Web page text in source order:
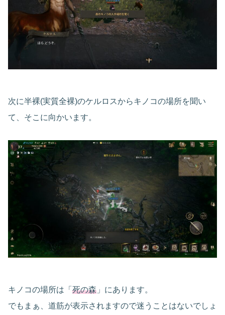
次に半裸(実質全裸)のケルロスからキノコの場所を聞い
て、そこに向かいます。
キノコの場所は「 死の森 」にあります。
でもまぁ、道筋が表示されますので迷うことはないでしょ